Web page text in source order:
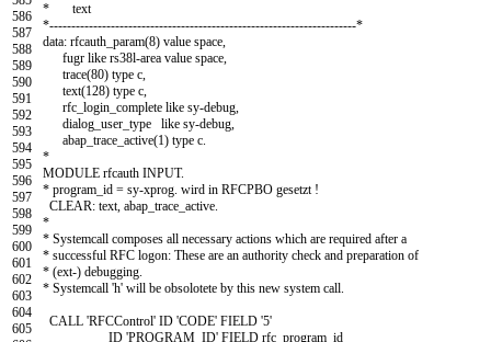
586
587
588
589
590
591
592
593
594
595
596
597
598
599
600
601
602
603
604
605
* text
*----------------------------------------------------------------------*
data: rfcauth_param(8) value space
fugr like rs38l-area value space
trace(80) type c
text(128) type c
rfc login complete like sy-debug
dialog user type like sy-debug
abap_trace_active(1) type c
*
MODULE rfcauth INPUT.
* program_id = sy-xprog. wird in RFCPBO gesetzt !
CLEAR: text abap trace active
*
* Systemcall composes all necessary actions which are required after a
* successful RFC logon: These are an authority check and preparation of
* (ext-) debugging.
* Systemcall 'h' will be obsolotete by this new system call.
CALL 'RFCControl' ID 'CODE' FIELD '5'
ID 'PROGRAM_ID' FIELD rfc program id